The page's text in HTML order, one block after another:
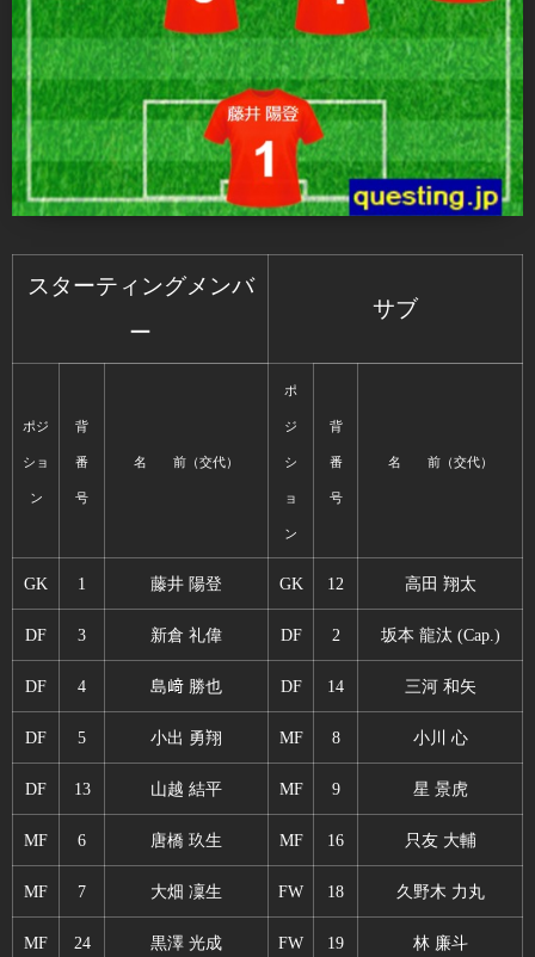
スターティングメンバ
ー
サブ
ポジ
ショ
ン
背
番
号
名 前（交代）
ポ
ジ
シ
ョ
ン
背
番
号
名 前（交代）
GK 1 藤井 陽登 GK 12 高田 翔太
DF 3 新倉 礼偉 DF 2 坂本 龍汰 (Cap.)
DF 4 島﨑 勝也 DF 14 三河 和矢
DF 5 小出 勇翔 MF 8 小川 心
DF 13 山越 結平 MF 9 星 景虎
MF 6 唐橋 玖生 MF 16 只友 大輔
MF 7 大畑 凜生 FW 18 久野木 力丸
MF 24 黒澤 光成 FW 19 林 廉斗